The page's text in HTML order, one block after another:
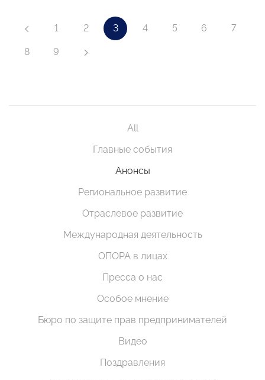
1 2 3 4 5 6 7
8 9
All
Главные события
Анонсы
Региональное развитие
Отраслевое развитие
Международная деятельность
ОПОРА в лицах
Пресса о нас
Особое мнение
Бюро по защите прав предпринимателей
Видео
Поздравления